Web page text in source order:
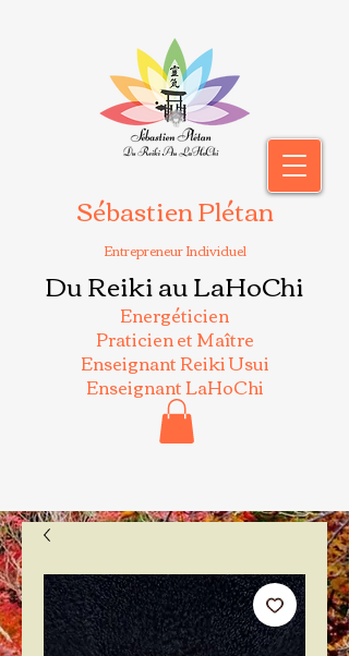
Sébastien Plétan
Entrepreneur Individuel
Du Reiki au LaHoChi
Energéticien
Praticien et Maître
Enseignant Reiki Usui
Enseignant LaHoChi